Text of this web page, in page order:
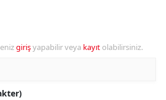
girişyapabilir veya kayıt olabilirsiniz.